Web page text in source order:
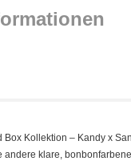
Kollektion – Kandy x
klare,